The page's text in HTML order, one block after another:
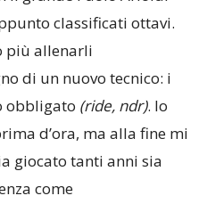
il grande Paolo Arioldi
di un nuovo tecnico: i
(ride, ndr). Io